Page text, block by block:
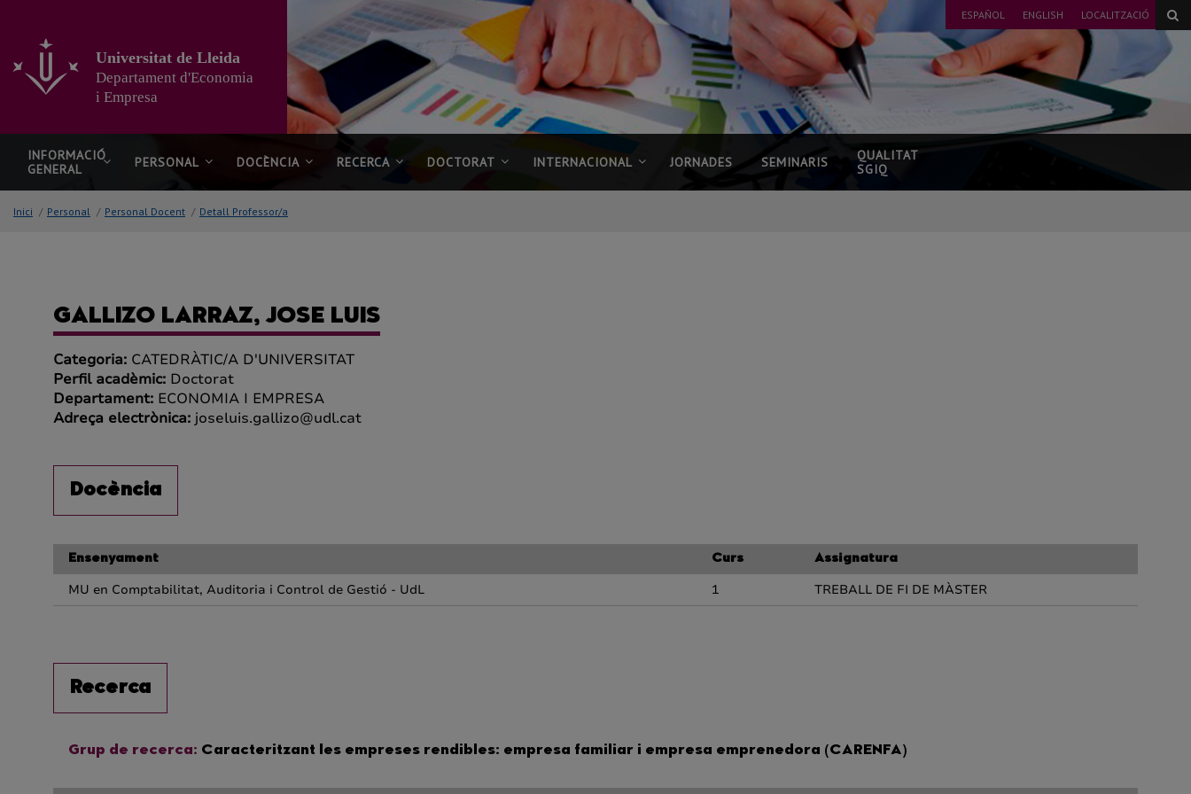
contingut
principal
ESPAÑOL ENGLISH LOCALITZACIÓ
Universitat de Lleida
Departament d'Economia
i Empresa
INFORMACIÓ
GENERAL
PERSONAL DOCÈNCIA RECERCA DOCTORAT INTERNACIONAL JORNADES SEMINARIS
QUALITAT
SGIQ
Inici / Personal / Personal Docent / Detall Professor/a